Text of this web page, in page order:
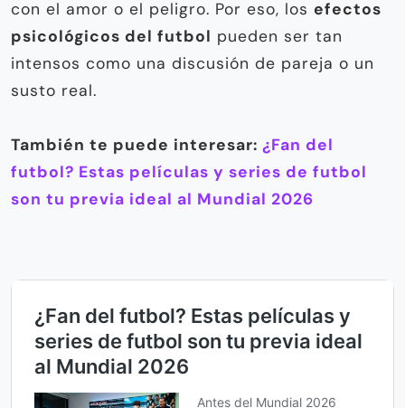
con el amor o el peligro. Por eso, los efectos
psicológicos del futbol pueden ser tan
intensos como una discusión de pareja o un
susto real.
También te puede interesar: ¿Fan del
futbol? Estas películas y series de futbol
son tu previa ideal al Mundial 2026